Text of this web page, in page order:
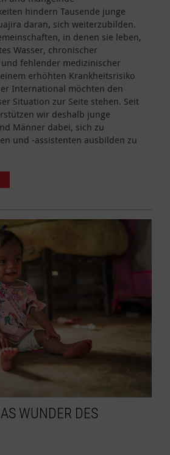
hindern Tausende junge
daran, sich weiterzubilden.
in denen sie leben,
Wasser, chronischer
fehlender medizinischer
erhöhten Krankheitsrisiko
International möchten den
Situation zur Seite stehen. Seit
wir deshalb junge
Männer dabei, sich zu
und -assistenten ausbilden zu
WUNDER DES